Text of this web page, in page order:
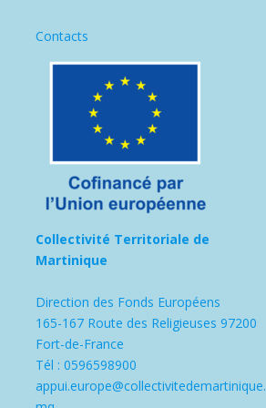
Contacts
Collectivité Territoriale de
Martinique
Direction des Fonds Européens
165-167 Route des Religieuses 97200
Fort-de-France
Tél : 0596598900
appui.europe@collectivitedemartinique.